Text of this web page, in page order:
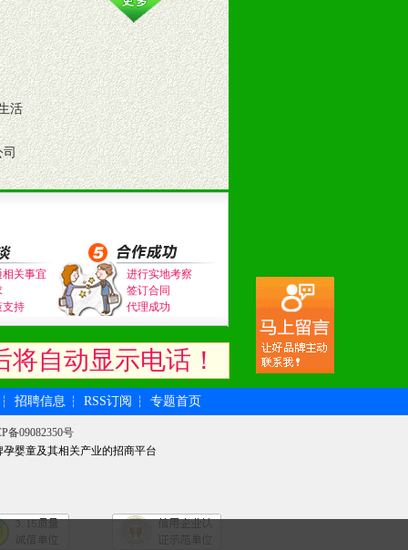
（包括POP、彩页、手提袋、易
趋势与流行。
营养建康知识。为经销商、分销商
活
司
关事宜
支持
进行实地考察
签订合同
代理成功
自动显示电话！
┆ 招聘信息 ┆ RSS订阅 ┆ 专题首页
备09082350号
孕婴童及其相关产业的招商平台